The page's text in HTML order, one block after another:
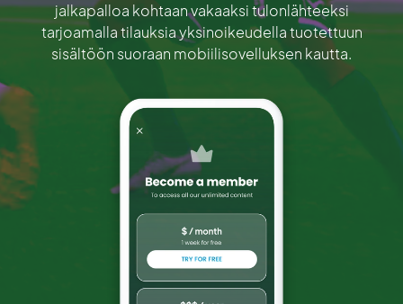
jalkapalloa kohtaan vakaaksi tulonlähteeksi
tarjoamalla tilauksia yksinoikeudella tuotettuun
sisältöön suoraan mobiilisovelluksen kautta.